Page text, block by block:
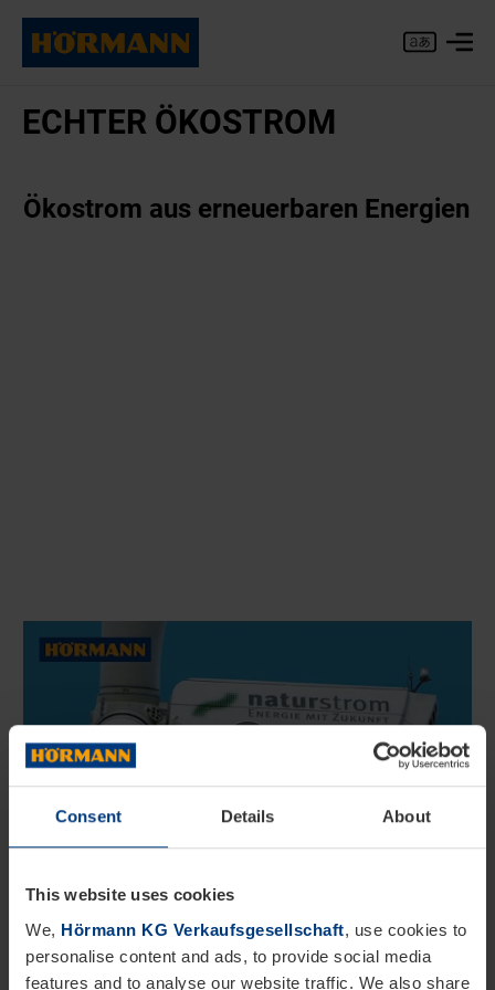
Consent Details About
This website uses cookies
We, Hörmann KG Verkaufsgesellschaft, use cookies to
personalise content and ads, to provide social media
features and to analyse our website traffic. We also share
ECH­TER ÖKO­STROM
Ökostrom aus erneuerbaren Energien
Der gesamte zugekaufte Strom
der Hörmann
Gruppe in Deutschland wird mit naturstrom